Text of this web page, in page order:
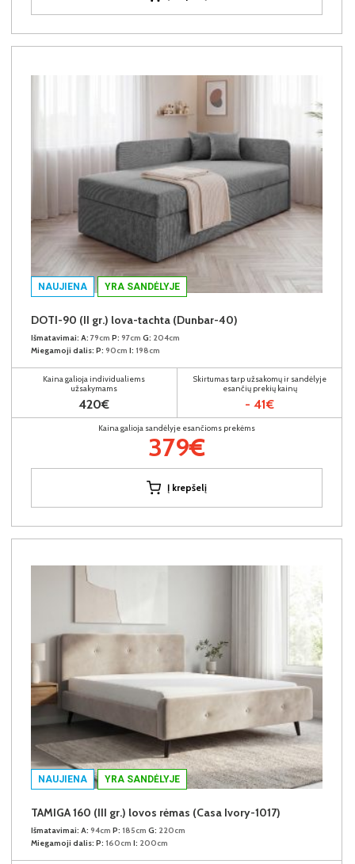
NAUJIENA YRA SANDĖLYJE
DOTI-90 (II gr.) lova-tachta (Dunbar-40)
Išmatavimai: A: 79cm P: 97cm G: 204cm
Miegamoji dalis: P: 90cm I: 198cm
Kaina galioja individualiems
užsakymams
420€
Skirtumas tarp užsakomų ir sandėlyje
esančių prekių kainų
- 41€
Kaina galioja sandėlyje esančioms prekėms
379€
Į krepšelį
NAUJIENA YRA SANDĖLYJE
TAMIGA 160 (III gr.) lovos rėmas (Casa Ivory-1017)
Išmatavimai: A: 94cm P: 185cm G: 220cm
Miegamoji dalis: P: 160cm I: 200cm